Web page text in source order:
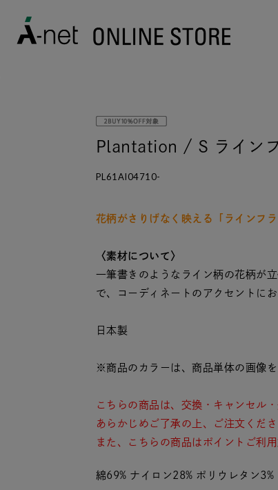
Plantation / S ライン
PL61AI04710-
花柄がさりげなく映える「ラインフ
〈素材について〉
一筆書きのようなライン柄の花柄が
で、コーディネートのアクセントに
日本製
※商品のカラーは、商品単体の画像
こちらの商品は、交換・キャンセル
あらかじめご了承の上、ご注文くだ
また、こちらの商品はポイントご利
綿69% ナイロン28% ポリウレタン3%